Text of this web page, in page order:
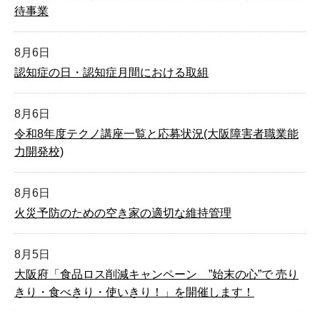
待事業
8月6日
認知症の日・認知症月間における取組
8月6日
令和8年度テクノ講座一覧と応募状況(大阪障害者職業能
力開発校)
8月6日
火災予防のための空き家の適切な維持管理
8月5日
大阪府「食品ロス削減キャンペーン ”始末の心”で 売り
きり・食べきり・使いきり！」を開催します！